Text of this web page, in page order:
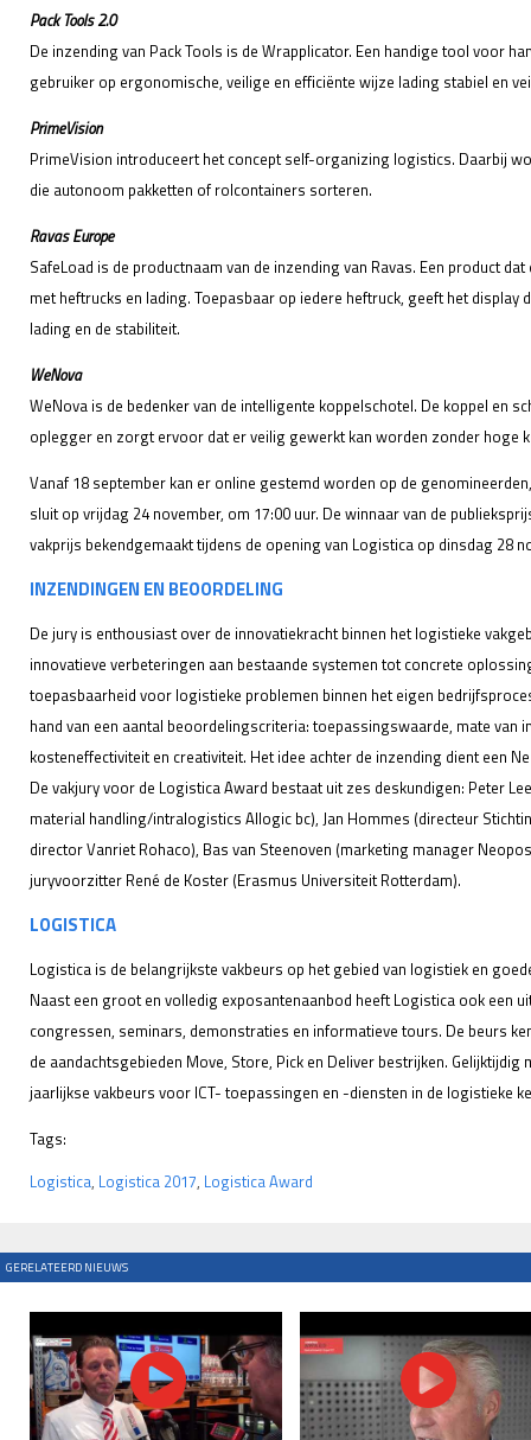
Pack Tools 2.0
De inzending van Pack Tools is de Wrapplicator. Een handige tool voor
gebruiker op ergonomische, veilige en efficiënte wijze lading stabiel en
PrimeVision
PrimeVision introduceert het concept self-organizing logistics. Daarbij
die autonoom pakketten of rolcontainers sorteren.
Ravas Europe
SafeLoad is de productnaam van de inzending van Ravas. Een product
met heftrucks en lading. Toepasbaar op iedere heftruck, geeft het
lading en de stabiliteit.
WeNova
WeNova is de bedenker van de intelligente koppelschotel. De koppel en
oplegger en zorgt ervoor dat er veilig gewerkt kan worden zonder hoge
Vanaf 18 september kan er online gestemd worden op de
sluit op vrijdag 24 november, om 17:00 uur. De winnaar van de
vakprijs bekendgemaakt tijdens de opening van Logistica op dinsdag 28
INZENDINGEN EN BEOORDELING
De jury is enthousiast over de innovatiekracht binnen het logistieke
innovatieve verbeteringen aan bestaande systemen tot concrete
toepasbaarheid voor logistieke problemen binnen het eigen
hand van een aantal beoordelingscriteria: toepassingswaarde, mate van
kosteneffectiviteit en creativiteit. Het idee achter de inzending dient een
De vakjury voor de Logistica Award bestaat uit zes deskundigen: Peter
material handling/intralogistics Allogic bc), Jan Hommes (directeur
director Vanriet Rohaco), Bas van Steenoven (marketing manager
juryvoorzitter René de Koster (Erasmus Universiteit Rotterdam).
LOGISTICA
Logistica is de belangrijkste vakbeurs op het gebied van logistiek en
Naast een groot en volledig exposantenaanbod heeft Logistica ook een
congressen, seminars, demonstraties en informatieve tours. De beurs
de aandachtsgebieden Move, Store, Pick en Deliver bestrijken.
jaarlijkse vakbeurs voor ICT- toepassingen en -diensten in de logistieke
Tags:
Logistica, Logistica 2017, Logistica Award
GERELATEERD NIEUWS